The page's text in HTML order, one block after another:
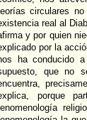
circulares
real al
y por quien
por la
ha conducido
que no
porque